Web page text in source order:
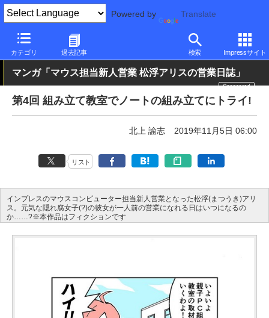
Powered by Translate
カテゴリ 過去記事 検索 Impressサイト
PC Watch パソコン/タブレット/スマートフォン ノートパソコン
マンガ「マウス担当新人営業 松浮アリスの営業日誌」
第4回 組み立て教室でノートの組み立てにトライ!
北上 諭志 2019年11月5日 06:00
リスト
インプレスのマウスコンピューター担当新人営業となった松浮(まつうき)アリ
ス。元気な隠れ腐女子(?)の彼女が一人前の営業になれる日はいつになるの
か……?※本作品はフィクションです